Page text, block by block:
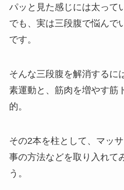
パッと見た感じには太って
でも、実は三段腹で悩んで
です。
そんな三段腹を解消するに
素運動と、筋肉を増やす筋
的。
その2本を柱として、マッ
事の方法などを取り入れて
う。